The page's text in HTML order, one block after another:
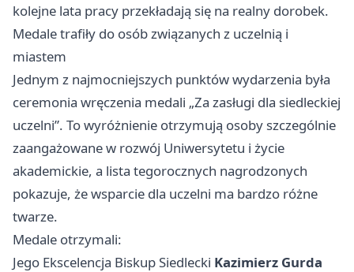
kolejne lata pracy przekładają się na realny dorobek.
Medale trafiły do osób związanych z uczelnią i
miastem
Jednym z najmocniejszych punktów wydarzenia była
ceremonia wręczenia medali „Za zasługi dla siedleckiej
uczelni”. To wyróżnienie otrzymują osoby szczególnie
zaangażowane w rozwój Uniwersytetu i życie
akademickie, a lista tegorocznych nagrodzonych
pokazuje, że wsparcie dla uczelni ma bardzo różne
twarze.
Medale otrzymali:
Jego Ekscelencja Biskup Siedlecki Kazimierz Gurda